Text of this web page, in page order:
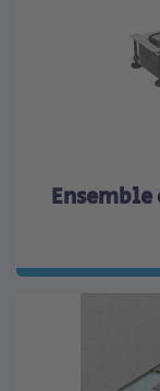
Ensemble